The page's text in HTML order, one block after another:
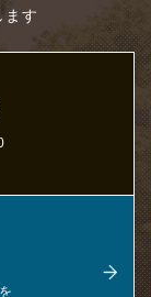
ます